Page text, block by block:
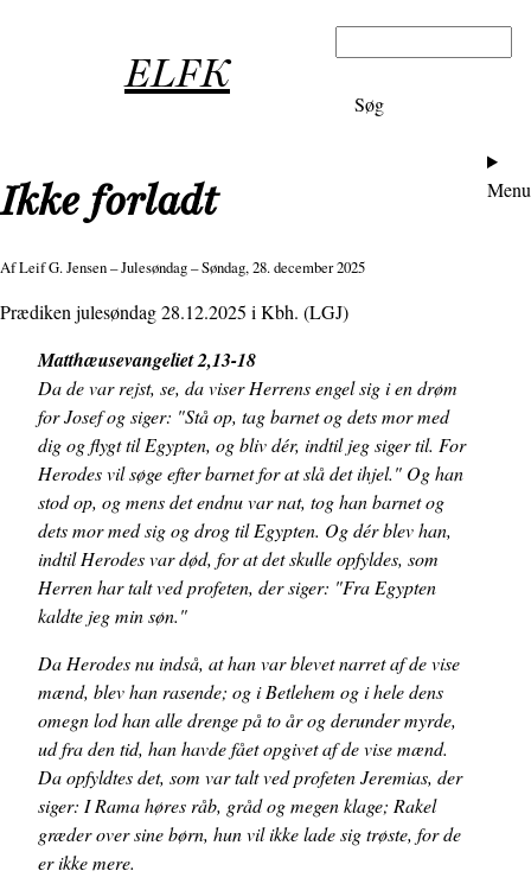
ELFK
Søg
Ikke forladt
AfLeif G. Jensen– Julesøndag – Søndag, 28. december 2025
Prædiken julesøndag 28.12.2025 i Kbh. (LGJ)
Matthæusevangeliet 2,13-18
Da de var rejst, se, da viser Herrens engel sig i en drøm
for Josef og siger: "Stå op, tag barnet og dets mor med
dig og flygt til Egypten, og bliv dér, indtil jeg siger til. For
Herodes vil søge efter barnet for at slå det ihjel." Og han
stod op, og mens det endnu var nat, tog han barnet og
dets mor med sig og drog til Egypten. Og dér blev han,
indtil Herodes var død, for at det skulle opfyldes, som
Herren har talt ved profeten, der siger: "Fra Egypten
kaldte jeg min søn."
Da Herodes nu indså, at han var blevet narret af de vise
mænd, blev han rasende; og i Betlehem og i hele dens
omegn lod han alle drenge på to år og derunder myrde,
ud fra den tid, han havde fået opgivet af de vise mænd.
Da opfyldtes det, som var talt ved profeten Jeremias, der
siger: I Rama høres råb, gråd og megen klage; Rakel
græder over sine børn, hun vil ikke lade sig trøste, for de
er ikke mere.
Menu